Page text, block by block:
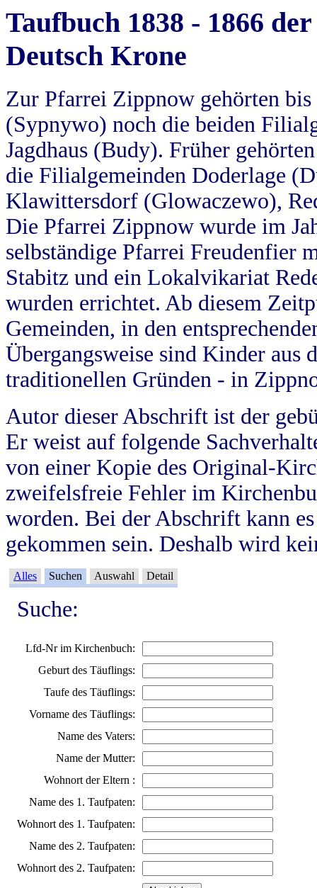
Taufbuch 1838 - 1866
Deutsch Krone
Zur Pfarrei Zippnow gehörten
(Sypnywo) noch die beiden
Jagdhaus (Budy). Früher
die Filialgemeinden Doderlage
Klawittersdorf (Glowaczewo),
Die Pfarrei Zippnow wurde im
selbständige Pfarrei Freudenfier
Stabitz und ein Lokalvikariat
wurden errichtet. Ab diesem
Gemeinden, in den
Übergangsweise sind Kinder aus
traditionellen Gründen - in
Autor dieser Abschrift ist der
Er weist auf folgende
von einer Kopie des Original-
zweifelsfreie Fehler im
worden. Bei der Abschrift kann
gekommen sein. Deshalb wird
Alles Suchen Auswahl Detail
Suche:
Lfd-Nr im Kirchenbuch:
Geburt des Täuflings:
Taufe des Täuflings:
Vorname des Täuflings:
Name des Vaters:
Name der Mutter:
Wohnort der Eltern :
Name des 1. Taufpaten:
Wohnort des 1. Taufpaten:
Name des 2. Taufpaten:
Wohnort des 2. Taufpaten: